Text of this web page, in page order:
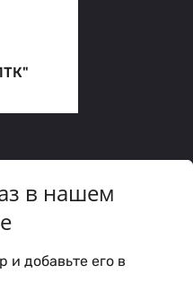
в нашем
добавьте его в